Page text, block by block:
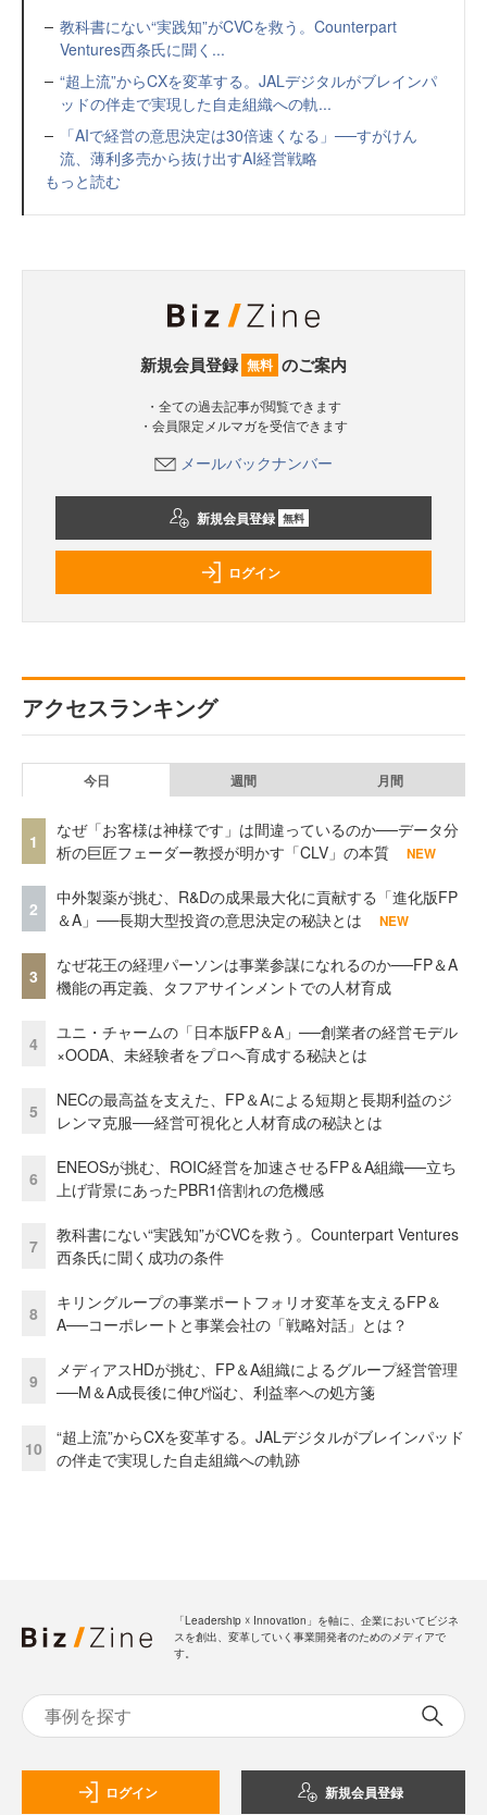
教科書にない“実践知”がCVCを救う。Counterpart
Ventures西条氏に聞く...
“超上流”からCXを変革する。JALデジタルがブレインパ
ッドの伴走で実現した自走組織への軌...
「AIで経営の意思決定は30倍速くなる」──すがけん
流、薄利多売から抜け出すAI経営戦略
もっと読む
新規会員登録 無料 のご案内
・全ての過去記事が閲覧できます
・会員限定メルマガを受信できます
メールバックナンバー
新規会員登録 無料
ログイン
アクセスランキング
今日 週間 月間
1
なぜ「お客様は神様です」は間違っているのか──データ分
析の巨匠フェーダー教授が明かす「CLV」の本質
NEW
2
中外製薬が挑む、R&Dの成果最大化に貢献する「進化版FP
＆A」──長期大型投資の意思決定の秘訣とは
NEW
3
なぜ花王の経理パーソンは事業参謀になれるのか──FP＆A
機能の再定義、タフアサインメントでの人材育成
4
ユニ・チャームの「日本版FP＆A」──創業者の経営モデル
×OODA、未経験者をプロへ育成する秘訣とは
5
NECの最高益を支えた、FP＆Aによる短期と長期利益のジ
レンマ克服──経営可視化と人材育成の秘訣とは
6
ENEOSが挑む、ROIC経営を加速させるFP＆A組織──立ち
上げ背景にあったPBR1倍割れの危機感
7
教科書にない“実践知”がCVCを救う。Counterpart Ventures
西条氏に聞く成功の条件
8
キリングループの事業ポートフォリオ変革を支えるFP＆
A──コーポレートと事業会社の「戦略対話」とは？
9
メディアスHDが挑む、FP＆A組織によるグループ経営管理
──M＆A成長後に伸び悩む、利益率への処方箋
10
“超上流”からCXを変革する。JALデジタルがブレインパッド
の伴走で実現した自走組織への軌跡
「Leadership ☓ Innovation」を軸に、企業においてビジネ
スを創出、変革していく事業開発者のためのメディアで
す。
ログイン 新規会員登録